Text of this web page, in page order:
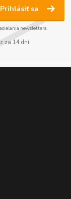
Prihlásiť sa
newslettera.
za 14 dní.